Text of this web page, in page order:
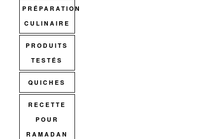
PRÉPARATION
CULINAIRE
PRODUITS
TESTÉS
QUICHES
RECETTE
POUR
RAMADAN